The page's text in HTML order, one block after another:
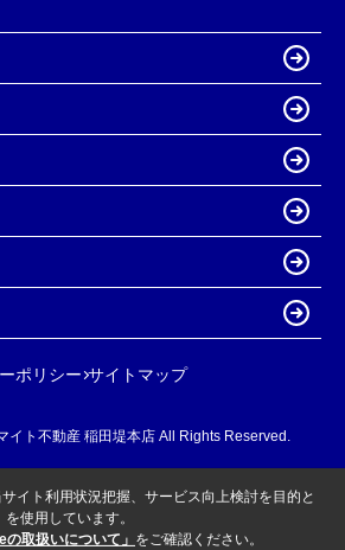
ポリシー サイトマップ
イト不動産 稲田堤本店 All Rights Reserved.
イト利用状況把握、サービス向上検討を目的と
使用しています。
の取扱いについて」 をご確認ください。